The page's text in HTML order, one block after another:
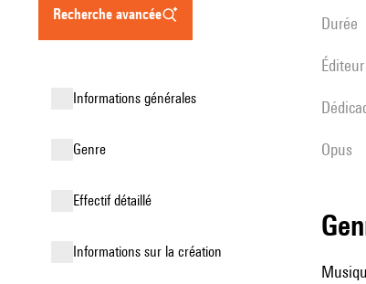
recherche avancée
informations générales
genre
effectif détaillé
informations sur la création
durée
éditeur
Opus